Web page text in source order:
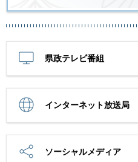
県政テレビ番組
インターネット放送局
ソーシャルメディア